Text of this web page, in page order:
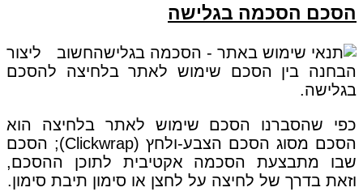
הסכם הסכמה בגלישה
חשוב ליצור
הבחנה בין הסכם שימוש לאתר בלחיצה להסכם
בגלישה.
כפי שהסברנו הסכם שימוש לאתר בלחיצה הוא
הסכם מסוג הסכם הצבע-ולחץ (Clickwrap); הסכם
שבו מתבצעת הסכמה אקטיבית לתוכן ההסכם,
וזאת בדרך של לחיצה על לחצן או סימון תיבת סימון.